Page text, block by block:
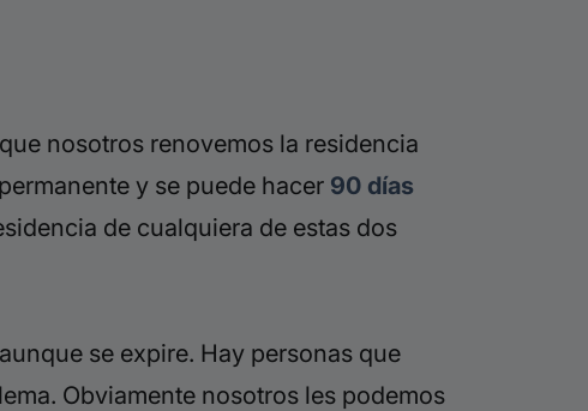
nosotros renovemos la residencia
y se puede hacer 90 días
de cualquiera de estas dos
se expire. Hay personas que
Obviamente nosotros les podemos